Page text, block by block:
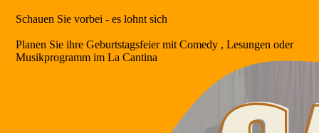
Schauen Sie vorbei - es lohnt sich
Planen Sie ihre Geburtstagsfeier mit Comedy , Lesungen oder
Musikprogramm im La Cantina